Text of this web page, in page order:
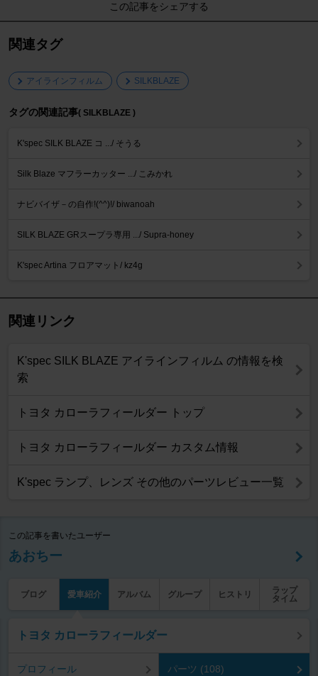
この記事をシェアする
関連タグ
アイラインフィルム SILKBLAZE
タグの関連記事( SILKBLAZE )
K'spec SILK BLAZE コ .../ そうる
Silk Blaze マフラーカッター .../ こみかれ
ナビバイザ－の自作!(^^)!/ biwanoah
SILK BLAZE GRスープラ専用 .../ Supra-honey
K'spec Artina フロアマット/ kz4g
関連リンク
K'spec SILK BLAZE アイラインフィルム の情報を検
索
トヨタ カローラフィールダー トップ
トヨタ カローラフィールダー カスタム情報
K'spec ランプ、レンズ その他のパーツレビュー一覧
この記事を書いたユーザー
あおちー
ブログ 愛車紹介 アルバム グループ ヒストリ
ラップ
タイム
トヨタ カローラフィールダー
プロフィール パーツ (108)